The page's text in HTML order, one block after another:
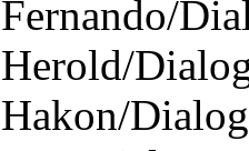
Fernando/
Herold/
Hakon/